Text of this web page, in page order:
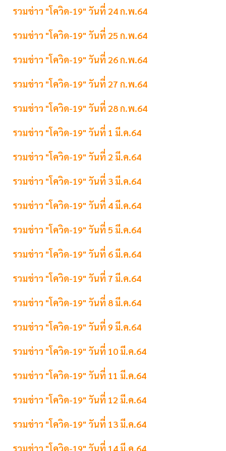
รวมข่าว "โควิด-19" วันที่ 24 ก.พ.64
รวมข่าว "โควิด-19" วันที่ 25 ก.พ.64
รวมข่าว "โควิด-19" วันที่ 26 ก.พ.64
รวมข่าว "โควิด-19" วันที่ 27 ก.พ.64
รวมข่าว "โควิด-19" วันที่ 28 ก.พ.64
รวมข่าว "โควิด-19" วันที่ 1 มี.ค.64
รวมข่าว "โควิด-19" วันที่ 2 มี.ค.64
รวมข่าว "โควิด-19" วันที่ 3 มี.ค.64
รวมข่าว "โควิด-19" วันที่ 4 มี.ค.64
รวมข่าว "โควิด-19" วันที่ 5 มี.ค.64
รวมข่าว "โควิด-19" วันที่ 6 มี.ค.64
รวมข่าว "โควิด-19" วันที่ 7 มี.ค.64
รวมข่าว "โควิด-19" วันที่ 8 มี.ค.64
รวมข่าว "โควิด-19" วันที่ 9 มี.ค.64
รวมข่าว "โควิด-19" วันที่ 10 มี.ค.64
รวมข่าว "โควิด-19" วันที่ 11 มี.ค.64
รวมข่าว "โควิด-19" วันที่ 12 มี.ค.64
รวมข่าว "โควิด-19" วันที่ 13 มี.ค.64
รวมข่าว "โควิด-19" วันที่ 14 มี.ค.64